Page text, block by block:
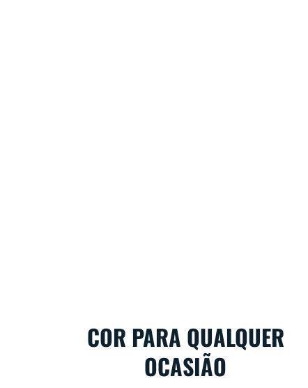
COR PARA QUALQUER
OCASIÃO